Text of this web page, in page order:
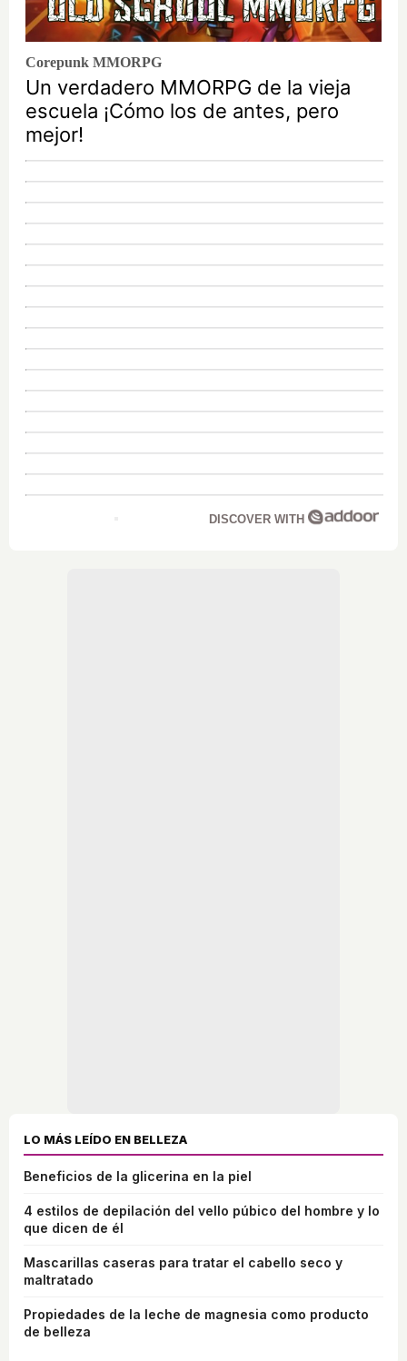
Corepunk MMORPG
Un verdadero MMORPG de la vieja
escuela ¡Cómo los de antes, pero
mejor!
DISCOVER WITH
LO MÁS LEÍDO EN BELLEZA
Beneficios de la glicerina en la piel
4 estilos de depilación del vello púbico del hombre y lo
que dicen de él
Mascarillas caseras para tratar el cabello seco y
maltratado
Propiedades de la leche de magnesia como producto
de belleza